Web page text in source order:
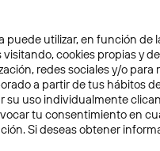
4 min
puede utilizar, en función de
visitando, cookies propias y
redes sociales y/o
a partir de tus hábitos
su uso individualmente
tu consentimiento en
Si deseas obtener